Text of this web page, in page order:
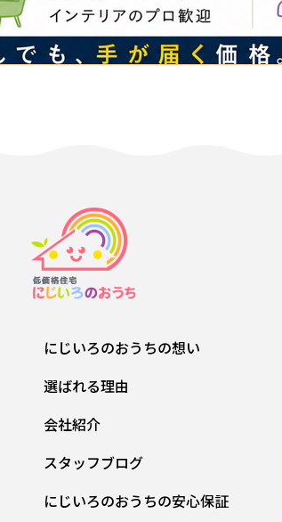
にじいろのおうちの想い
選ばれる理由
会社紹介
スタッフブログ
にじいろのおうちの安心保証